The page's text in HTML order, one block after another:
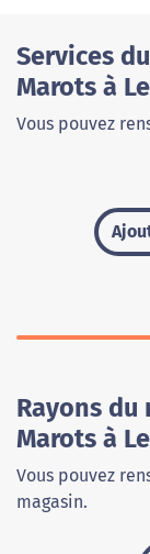
Services
Marots à
Vous pouvez
Rayons du
Marots à
Vous pouvez
magasin.